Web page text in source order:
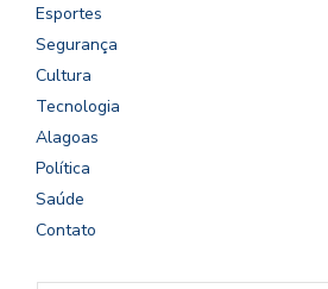
Esportes
Segurança
Cultura
Tecnologia
Alagoas
Política
Saúde
Contato